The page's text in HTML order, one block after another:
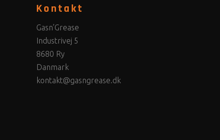
Kontakt
Gasn’Grease
Industrivej 5
8680 Ry
Danmark
kontakt@gasngrease.dk